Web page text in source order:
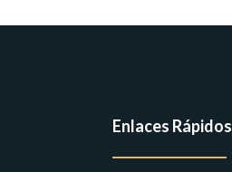
Enlaces Rápidos